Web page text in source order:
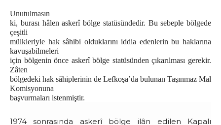
Unutulmasın
ki, burası hâlen askerî bölge statüsündedir. Bu sebeple bölgede
çeşitli
mülkleriyle hak sâhibi olduklarını iddia edenlerin bu haklarına
kavuşabilmeleri
için bölgenin önce askerî bölge statüsünden çıkarılması gerekir.
Zâten
bölgedeki hak sâhiplerinin de Lefkoşa’da bulunan Taşınmaz Mal
Komisyonuna
başvurmaları istenmiştir.
1974 sonrasında askerî bölge ilân edilen Kapalı